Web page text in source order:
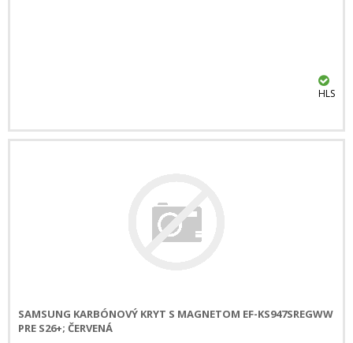
HLS
SAMSUNG KARBÓNOVÝ KRYT S MAGNETOM EF-KS947SREGWW
PRE S26+; ČERVENÁ